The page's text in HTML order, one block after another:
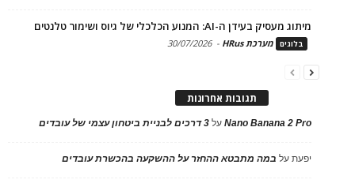
מיתוג מעסיק בעידן ה-AI: המנוע הכלכלי של גיוס ושימור טלנטים
בלוגים מערכת HRus -
30/07/2026
תגובות אחרונות
Nano Banana 2 Proעל 3 דרכים לבניית ביטחון עצמי של עובדים
יפעתעל במה מתבטא ההחזר על ההשקעה בהכשרת עובדים